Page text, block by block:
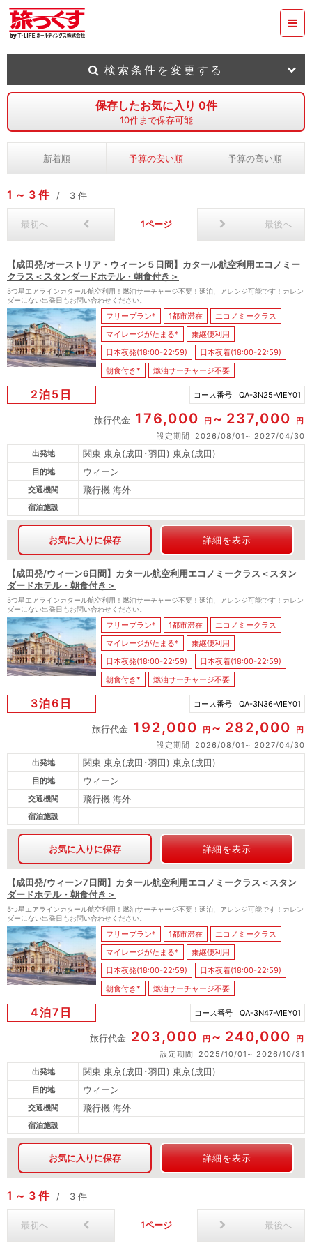
保存したお気に入り 0件
10件まで保存可能
新着順 予算の安い順 予算の高い順
1 3 件 3 件
最初へ 1 最後へ
【成田発/オーストリア・ウィーン５日間】カタール航空利用エコノミー
クラス＜スタンダードホテル・朝食付き＞
5つ星エアラインカタール航空利用！燃油サーチャージ不要！延泊、アレンジ可能です！カレン
ダーにない出発日もお問い合わせください。
フリープラン* 1都市滞在
エコノミークラス
マイレージがたまる*
乗継便利用
日本夜発(18:00-22:59)
日本夜着(18:00-22:59)
朝食付き*
燃油サーチャージ不要
2泊5日 コース番号 QA-3N25-VIEY01
旅行代金 176,000 円 237,000
円
設定期間
2026/08/01
2027/04/30
出発地
関東 東京(成田･羽田) 東京(成田)
目的地 ウィーン
交通機関 飛行機 海外
宿泊施設
お気に入りに保存 詳細を表示
【成田発/ウィーン6日間】カタール航空利用エコノミークラス＜スタン
ダードホテル・朝食付き＞
5つ星エアラインカタール航空利用！燃油サーチャージ不要！延泊、アレンジ可能です！カレン
ダーにない出発日もお問い合わせください。
フリープラン* 1都市滞在
エコノミークラス
マイレージがたまる*
乗継便利用
日本夜発(18:00-22:59)
日本夜着(18:00-22:59)
朝食付き*
燃油サーチャージ不要
3泊6日 コース番号 QA-3N36-VIEY01
旅行代金 192,000 円 282,000
円
設定期間
2026/08/01
2027/04/30
出発地
関東 東京(成田･羽田) 東京(成田)
目的地 ウィーン
交通機関 飛行機 海外
宿泊施設
お気に入りに保存 詳細を表示
【成田発/ウィーン7日間】カタール航空利用エコノミークラス＜スタン
ダードホテル・朝食付き＞
5つ星エアラインカタール航空利用！燃油サーチャージ不要！延泊、アレンジ可能です！カレン
ダーにない出発日もお問い合わせください。
フリープラン* 1都市滞在
エコノミークラス
マイレージがたまる*
乗継便利用
日本夜発(18:00-22:59)
日本夜着(18:00-22:59)
朝食付き*
燃油サーチャージ不要
4泊7日 コース番号 QA-3N47-VIEY01
旅行代金 203,000 円 240,000
円
設定期間
2025/10/01
2026/10/31
出発地
関東 東京(成田･羽田) 東京(成田)
目的地 ウィーン
交通機関 飛行機 海外
宿泊施設
お気に入りに保存 詳細を表示
1 3 件 3 件
最初へ 1 最後へ
検索条件を変更する